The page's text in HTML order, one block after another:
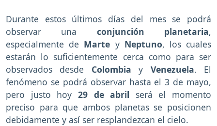
Durante estos últimos días del mes se podrá
observar una conjunción planetaria,
especialmente de Marte y Neptuno, los cuales
estarán lo suficientemente cerca como para ser
observados desde Colombiay Venezuela. El
fenómeno se podrá observar hasta el 3 de mayo,
pero justo hoy 29 de abril será el momento
preciso para que ambos planetas se posicionen
debidamente y así ser resplandezcan el cielo.